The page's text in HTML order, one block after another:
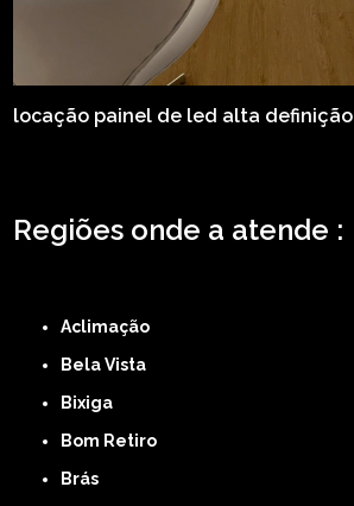
locação painel de led alta definição
Regiões onde a atende :
Aclimação
Bela Vista
Bixiga
Bom Retiro
Brás